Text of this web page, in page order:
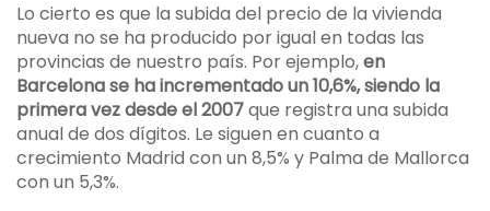
Lo cierto es que la subida del precio de la vivienda
nueva no se ha producido por igual en todas las
provincias de nuestro país. Por ejemplo,en
Barcelona se ha incrementado un 10,6%, siendo la
primera vez desde el 2007que registra una subida
anual de dos dígitos. Le siguen en cuanto a
crecimiento Madrid con un 8,5% y Palma de Mallorca
con un 5,3%.